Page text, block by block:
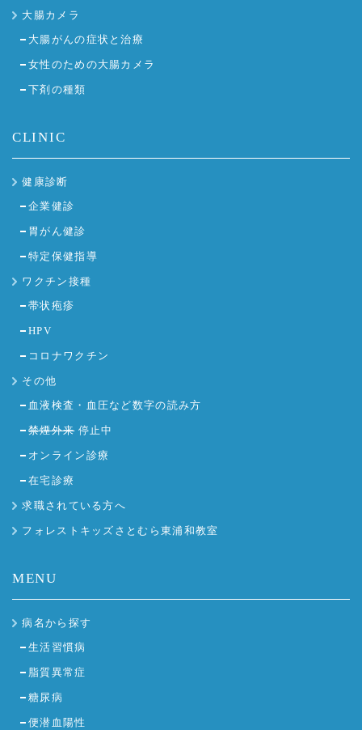
大腸カメラ
大腸がんの症状と治療
女性のための大腸カメラ
下剤の種類
CLINIC
健康診断
企業健診
胃がん健診
特定保健指導
ワクチン接種
帯状疱疹
HPV
コロナワクチン
その他
血液検査・血圧など数字の読み方
禁煙外来停止中
オンライン診療
在宅診療
求職されている方へ
フォレストキッズさとむら東浦和教室
MENU
病名から探す
生活習慣病
脂質異常症
糖尿病
便潜血陽性